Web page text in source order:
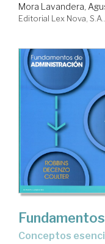
Mora Lavandera,
Editorial Lex Nova,
conceptos